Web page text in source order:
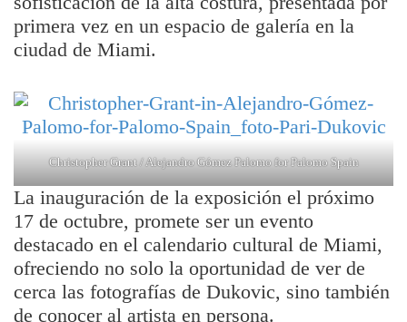
primera vez en un espacio de galería en la
ciudad de Miami.
Christopher Grant / Alejandro Gómez Palomo for Palomo Spain
La inauguración de la exposición el próximo
17 de octubre, promete ser un evento
destacado en el calendario cultural de Miami,
ofreciendo no solo la oportunidad de ver de
cerca las fotografías de Dukovic, sino también
de conocer al artista en persona.